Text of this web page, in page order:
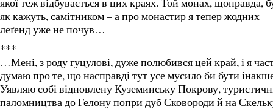
як кажуть, самітником – а про монастир я тепер жодних
леґенд уже не почув…
***
…Мені, з роду гуцулові, дуже полюбився цей край, і я
думаю про те, що насправді тут усе мусило би бути
Уявляю собі відновлену Куземинську Покрову,
паломництва до Гелону попри дуб Сковороди й на